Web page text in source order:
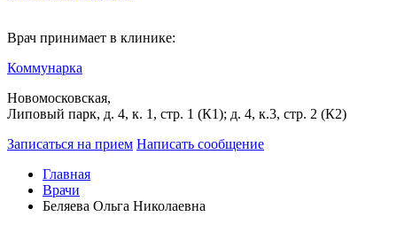
Врач принимает в клинике:
Коммунарка
Новомосковская,
Липовый парк, д. 4, к. 1, стр. 1 (К1); д. 4, к.3, стр. 2 (К2)
Записаться на прием Написать сообщение
Главная
Врачи
Беляева Ольга Николаевна